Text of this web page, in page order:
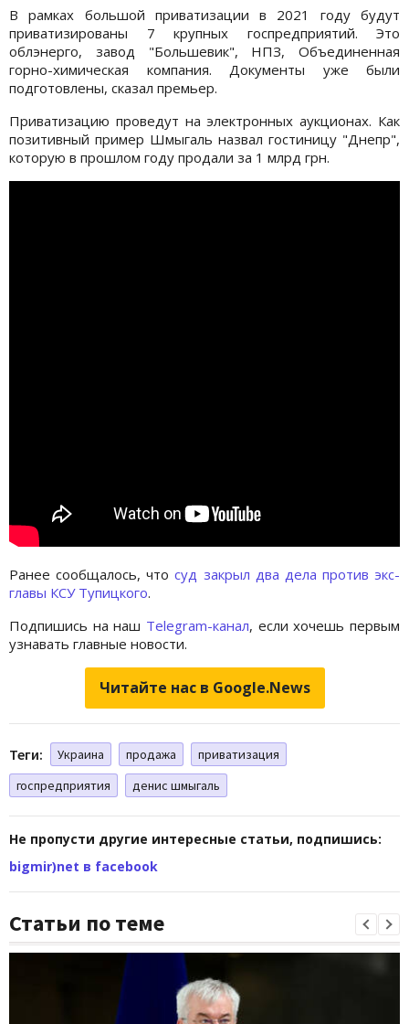
В рамках большой приватизации в 2021 году будут
приватизированы 7 крупных госпредприятий. Это
облэнерго, завод "Большевик", НПЗ, Объединенная
горно-химическая компания. Документы уже были
подготовлены, сказал премьер.
Приватизацию проведут на электронных аукционах. Как
позитивный пример Шмыгаль назвал гостиницу "Днепр",
которую в прошлом году продали за 1 млрд грн.
Ранее сообщалось, чтосуд закрыл два дела против экс-
главы КСУ Тупицкого.
Подпишись на наш Telegram-канал, если хочешь первым
узнавать главные новости.
Читайте нас в Google.News
Теги: Украина продажа
приватизация
госпредприятия
денис шмыгаль
Не пропусти другие интересные статьи, подпишись:
bigmir)net в facebook
Статьи по теме